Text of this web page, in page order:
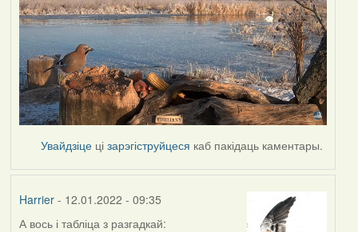
Увайдзіце цізарэгіструйцеся каб пакідаць каментары.
Harrier- 12.01.2022 - 09:35
А вось і табліца з разгадкай: